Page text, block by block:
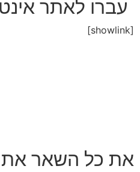
עברו לאתר
[showlink]
את כל השאר